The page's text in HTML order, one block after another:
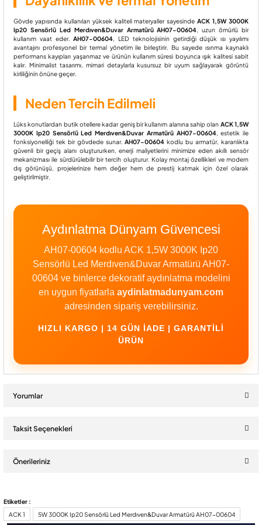
Gövde yapısında kullanılan yüksek kaliteli materyaller sayesindeACK 1,5W 3000K
Ip20 Sensörlü Led Merdıven&Duvar Armatürü AH07-00604, uzun ömürlü bir
kullanım vaat eder.AH07-00604, LED teknolojisinin getirdiği düşük ısı yayılımı
avantajını profesyonel bir termal yönetim ile birleştirir. Bu sayede ısınma kaynaklı
performans kayıpları yaşanmaz ve ürünün kullanım süresi boyunca ışık kalitesi sabit
kalır. Minimalist tasarımı, mimari detaylarla kusursuz bir uyum sağlayarak görüntü
kirliliğinin önüne geçer.
Neden Tercih Edilmeli
Lüks konutlardan butik otellere kadar geniş bir kullanım alanına sahip olan ACK 1,5W
3000K Ip20 Sensörlü Led Merdıven&Duvar Armatürü AH07-00604, estetik ile
fonksiyonelliği tek bir gövdede sunar.AH07-00604 kodlu bu armatür, karanlıkta
güvenli bir geçiş alanı oluştururken, enerji maliyetlerini minimize eden akıllı sensör
mekanizması ile sürdürülebilir bir tercih oluşturur. Kolay montaj özellikleri ve modern
dış görünüşü, projelerinize hem değer hem de prestij katmak için özel olarak
geliştirilmiştir.
Aydınlatma Dünyam Güvencesi
AH07-00604 kodlu ACK 1,5W 3000K Ip20
Sensörlü Led Merdıven&Duvar Armatürü AH07-
00604 ve binlerce dekoratif aydınlatma modelini
en uygun fiyatlarla aydinlatmadunyam.com
adresinden sipariş verebilirsiniz.
HIZLI KARGO | 14 GÜN İADE | GARANTILI
ÜRÜN
Yorumlar
Taksit Seçenekleri
Önerileriniz
Bu ürünün fiyat bilgisi, resim, ürün açıklamalarında ve diğer
konularda yetersiz gördüğünüz noktaları öneri formunu kullanarak
tarafımıza iletebilirsiniz.
Etiketler :
ACK 1
5W 3000K Ip20 Sensörlü Led Merdıven&Duvar Armatürü AH07-00604